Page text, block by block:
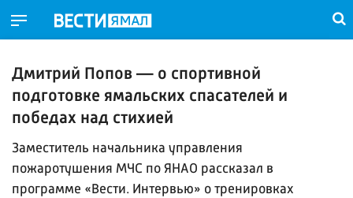
Дмитрий Попов — о спортивной
подготовке ямальских спасателей и
победах над стихией
Заместитель начальника управления
пожаротушения МЧС по ЯНАО рассказал в
программе «Вести. Интервью» о тренировках